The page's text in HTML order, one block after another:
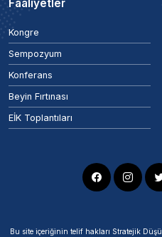
Faaliyetler
Kongre
Sempozyum
Konferans
Beyin Fırtınası
EİK Toplantıları
Bu site içeriğinin telif hakları Stratejik